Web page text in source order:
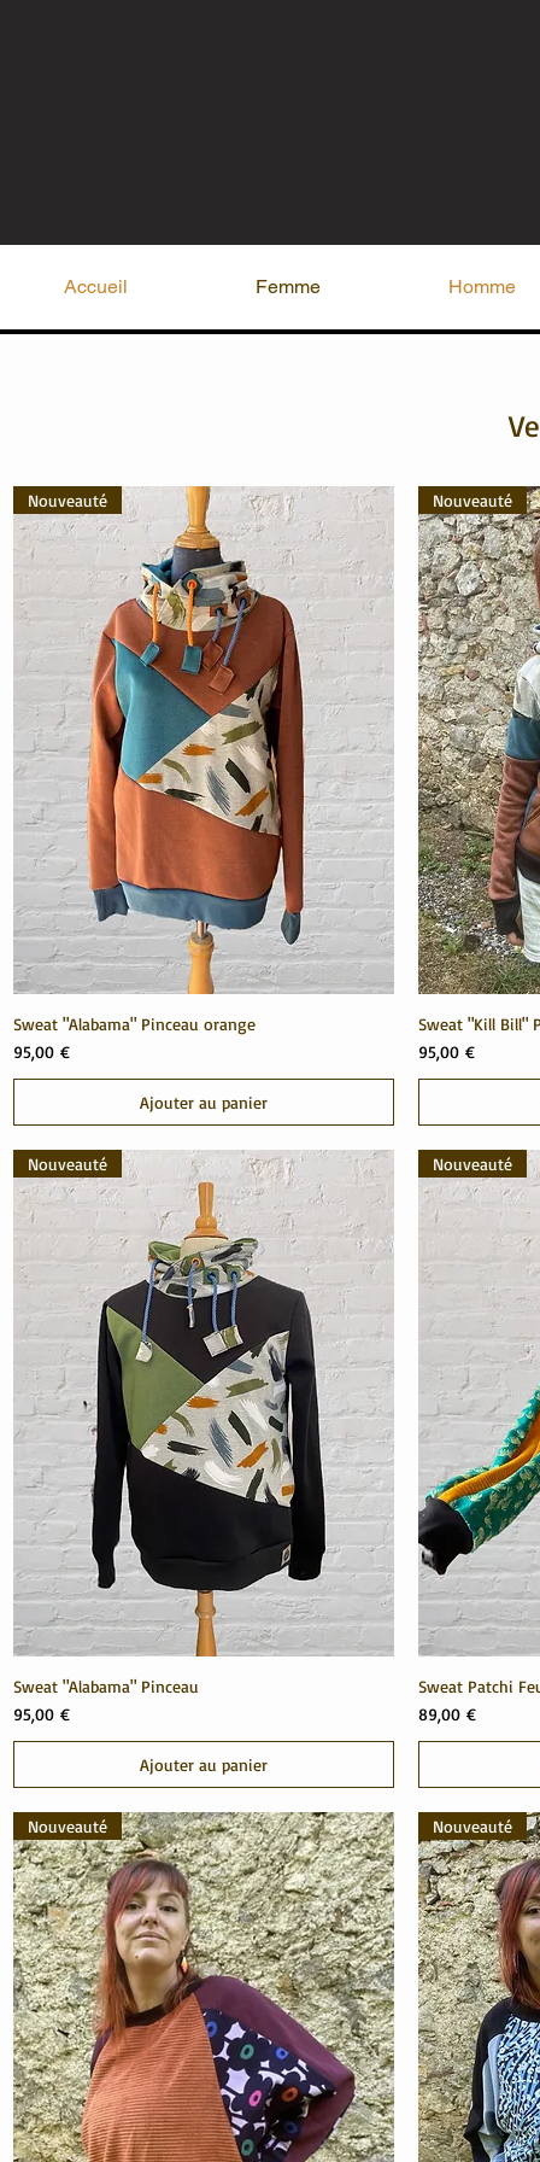
Nouveauté
Sweat "Alabama" Pinceau orange
Prix
95,00 €
Ajouter au panier
Nouveauté
Sweat "Kill Bill"
Prix
95,00 €
Nouveauté
Sweat "Alabama" Pinceau
Prix
95,00 €
Ajouter au panier
Nouveauté
Sweat Patchi
Prix
89,00 €
Nouveauté Nouveauté
Accueil Femme Homme